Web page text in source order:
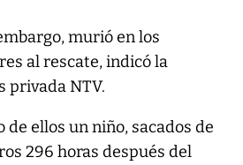
murió en los
al rescate, indicó la
privada NTV.
de ellos un niño, sacados de
296 horas después del